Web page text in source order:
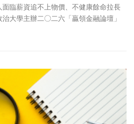
臨薪資追不上物價、不健康餘命拉長
大學主辦二○二六「贏領金融論壇」
解鎖退休規劃，面對未知變局可透過